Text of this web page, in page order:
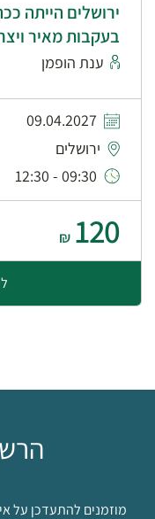
ירושלים הייתה
בעקבות מאיר
ענת הופמן
09.04.2027
ירושלים
09:30 - 12:30
120
₪
מוזמנים להתעדכן על